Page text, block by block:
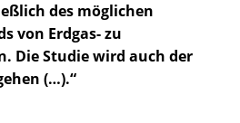
des möglichen
von Erdgas- zu
Die Studie wird auch der
(…).“